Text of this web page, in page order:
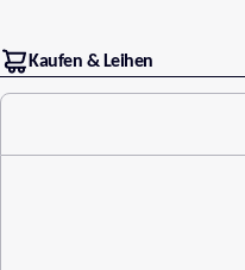
Kaufen & Leihen